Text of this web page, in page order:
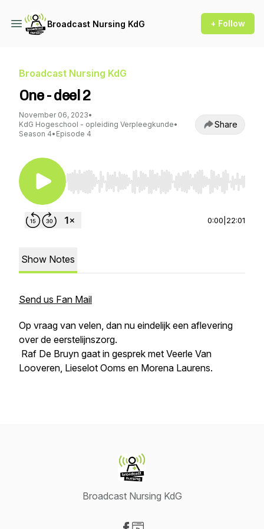
Broadcast Nursing KdG + Follow
Broadcast Nursing KdG
One - deel 2
November 06, 2023•
KdG Hogeschool - opleiding Verpleegkunde•
Season 4• Episode 4
Share
Use Left/Right to seek, Home/End to jump to
0:00 22:01
Show Notes
Send us Fan Mail
Op vraag van velen, dan nu eindelijk een aflevering
over de eerstelijnszorg.
Raf De Bruyn gaat in gesprek met Veerle Van
Looveren, Lieselot Ooms en Morena Laurens.
Broadcast Nursing KdG